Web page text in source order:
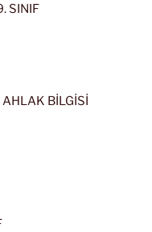
SINIF
BİLGİSİ